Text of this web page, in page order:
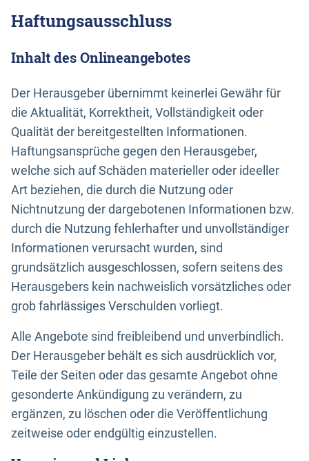
Haftungsausschluss
Inhalt des Onlineangebotes
Der Herausgeber übernimmt keinerlei Gewähr für
die Aktualität, Korrektheit, Vollständigkeit oder
Qualität der bereitgestellten Informationen.
Haftungsansprüche gegen den Herausgeber,
welche sich auf Schäden materieller oder ideeller
Art beziehen, die durch die Nutzung oder
Nichtnutzung der dargebotenen Informationen bzw.
durch die Nutzung fehlerhafter und unvollständiger
Informationen verursacht wurden, sind
grundsätzlich ausgeschlossen, sofern seitens des
Herausgebers kein nachweislich vorsätzliches oder
grob fahrlässiges Verschulden vorliegt.
Alle Angebote sind freibleibend und unverbindlich.
Der Herausgeber behält es sich ausdrücklich vor,
Teile der Seiten oder das gesamte Angebot ohne
gesonderte Ankündigung zu verändern, zu
ergänzen, zu löschen oder die Veröffentlichung
zeitweise oder endgültig einzustellen.